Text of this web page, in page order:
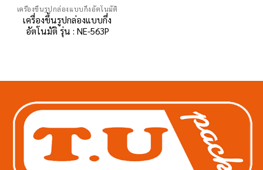
เครื่องขึ้นรูปกล่องแบบกึ่งอัตโนมัติ
เครื่องขึ้นรูปกล่องแบบกึ่ง
อัตโนมัติ รุ่น : NE-563P